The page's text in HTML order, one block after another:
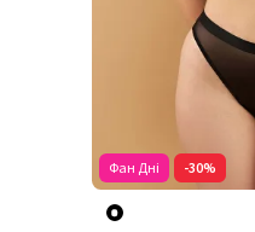
Фан Дні -30%